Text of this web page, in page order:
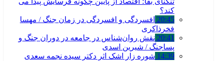
کند؟
20:45 افسردگی و افسردگی در زمان جنگ / مهسا
فخرذاکری
20:41 نقش روان‌شناس در جامعه در دوران جنگ و
پساجنگ / شیرین اسدی
14:39 شوره زار اشک اثر دکتر سیده نجمه سعدی